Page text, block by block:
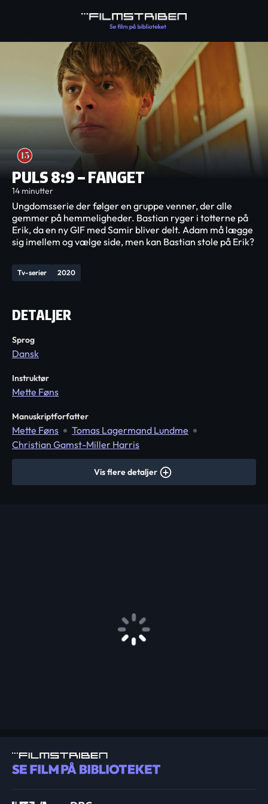
PULS 8:9 – FANGET
14 minutter
Tv-serier 2020
Ungdomsserie der følger en gruppe venner, der alle
gemmer på hemmeligheder. Bastian ryger i totterne på
Erik, da en ny GIF med Samir bliver delt. Adam må lægge
sig imellem og vælge side, men kan Bastian stole på Erik?
DETALJER
Sprog
Dansk
Instruktør
Mette Føns
Manuskriptforfatter
Mette Føns
Tomas Lagermand Lundme
Christian Gamst-Miller Harris
Vis flere detaljer